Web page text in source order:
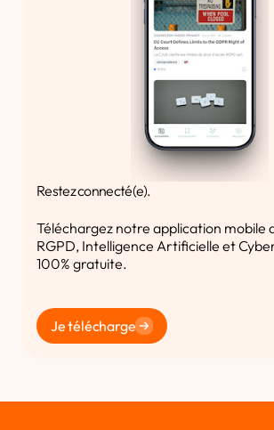
Restez connecté(e).
Téléchargez notre application mobile
RGPD, Intelligence Artificielle et
100% gratuite.
Je télécharge